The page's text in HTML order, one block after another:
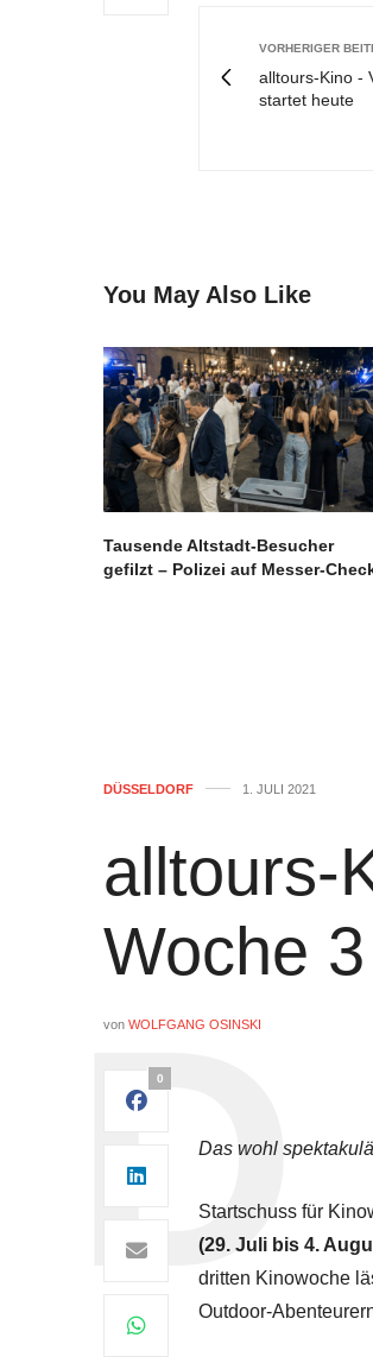
VORHERIGER
alltours-Kino -
startet heute
You May Also Like
Tausende Altstadt-Besucher
gefilzt – Polizei auf Messer-
DÜSSELDORF 1. JULI 2021
alltours-
Woche
von WOLFGANG OSINSKI
0
Das wohl
Startschuss für
(29. Juli bis 4.
dritten Kinowoche
Outdoor-